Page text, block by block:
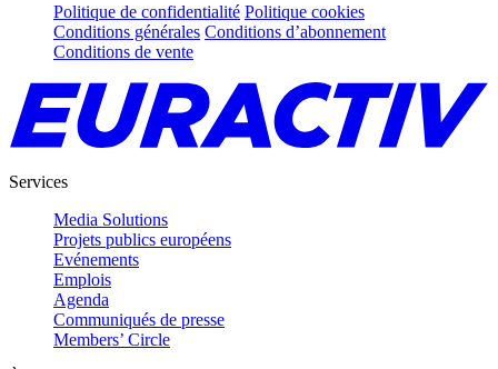
Politique de confidentialité Politique cookies
Conditions générales Conditions d’abonnement
Conditions de vente
Services
Media Solutions
Projets publics européens
Evénements
Emplois
Agenda
Communiqués de presse
Members’ Circle